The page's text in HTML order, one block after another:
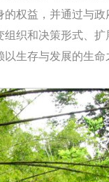
权益，并通过与
织和决策形式、
生存与发展的生命